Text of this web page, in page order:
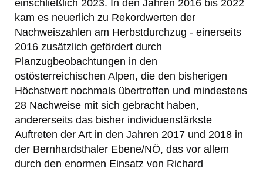
einschließlich 2023. In den Jahren 2016 bis 2022
kam es neuerlich zu Rekordwerten der
Nachweiszahlen am Herbstdurchzug - einerseits
2016 zusätzlich gefördert durch
Planzugbeobachtungen in den
ostösterreichischen Alpen, die den bisherigen
Höchstwert nochmals übertroffen und mindestens
28 Nachweise mit sich gebracht haben,
andererseits das bisher individuenstärkste
Auftreten der Art in den Jahren 2017 und 2018 in
der Bernhardsthaler Ebene/NÖ, das vor allem
durch den enormen Einsatz von Richard